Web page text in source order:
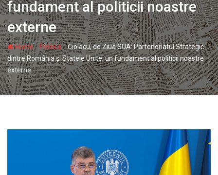
fundament al politicii noastre
externe
Home- Politică-Ciolacu, de Ziua SUA: Parteneriatul Strategic
dintre România și Statele Unite, un fundament al politicii noastre
externe